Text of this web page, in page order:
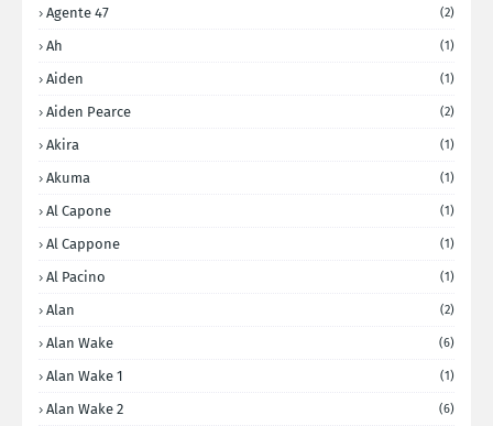
Agente 47 (2)
Ah (1)
Aiden (1)
Aiden Pearce (2)
Akira (1)
Akuma (1)
Al Capone (1)
Al Cappone (1)
Al Pacino (1)
Alan (2)
Alan Wake (6)
Alan Wake 1 (1)
Alan Wake 2 (6)